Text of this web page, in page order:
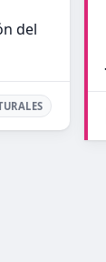
del